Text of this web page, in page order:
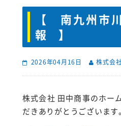
【 南九州市
報 】
2026年04月16日 株式会
株式会社 田中商事のホー
だきありがとうございます。